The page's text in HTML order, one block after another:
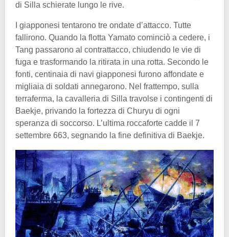
di Silla schierate lungo le rive.
I giapponesi tentarono tre ondate d’attacco. Tutte
fallirono. Quando la flotta Yamato cominciò a cedere, i
Tang passarono al contrattacco, chiudendo le vie di
fuga e trasformando la ritirata in una rotta. Secondo le
fonti, centinaia di navi giapponesi furono affondate e
migliaia di soldati annegarono. Nel frattempo, sulla
terraferma, la cavalleria di Silla travolse i contingenti di
Baekje, privando la fortezza di Churyu di ogni
speranza di soccorso. L’ultima roccaforte cadde il 7
settembre 663, segnando la fine definitiva di Baekje.